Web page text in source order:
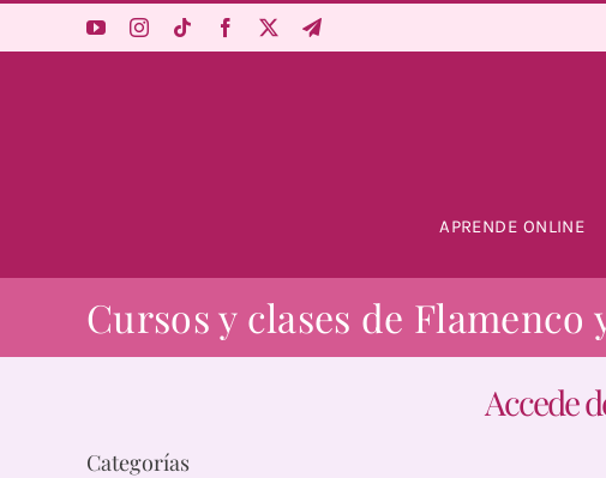
APRENDE ONLINE
Cursos y clases de
Categorías
Accede